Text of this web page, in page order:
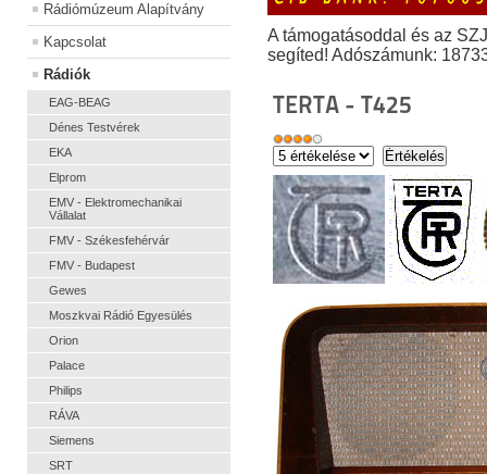
Rádiómúzeum Alapítvány
Kapcsolat
Rádiók
EAG-BEAG
Dénes Testvérek
EKA
Elprom
EMV - Elektromechanikai
Vállalat
FMV - Székesfehérvár
FMV - Budapest
Gewes
Moszkvai Rádió Egyesülés
Orion
Palace
Philips
RÁVA
Siemens
SRT
A támogatásoddal és az
segíted! Adószámunk:
TERTA - T425